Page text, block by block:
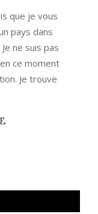
que je vous
pays dans
ne suis pas
ce moment
Je trouve